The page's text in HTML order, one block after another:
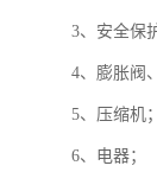
3、安全保
4、膨胀阀
5、压缩机；
6、电器；